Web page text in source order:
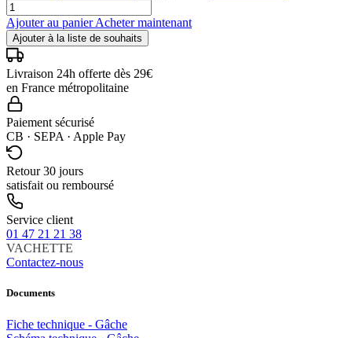
Ajouter au panierAcheter maintenant
Ajouter à la liste de souhaits
Livraison 24h offerte dès 29€
en France métropolitaine
Paiement sécurisé
CB · SEPA · Apple Pay
Retour 30 jours
satisfait ou remboursé
Service client
01 47 21 21 38
VACHETTE
Contactez-nous
Documents
Fiche technique - Gâche